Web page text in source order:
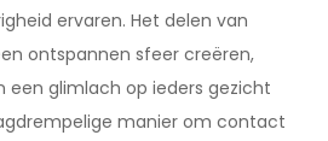
ervaren. Het delen van
ontspannen sfeer creëren,
een glimlach op ieders gezicht
manier om contact